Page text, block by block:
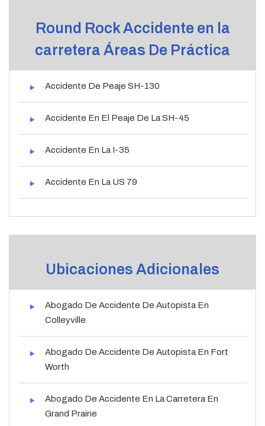
Round Rock Accidente en la
carretera Áreas De Práctica
Accidente De Peaje SH-130
Accidente En El Peaje De La SH-45
Accidente En La I-35
Accidente En La US 79
Ubicaciones Adicionales
Abogado De Accidente De Autopista En
Colleyville
Abogado De Accidente De Autopista En Fort
Worth
Abogado De Accidente En La Carretera En
Grand Prairie